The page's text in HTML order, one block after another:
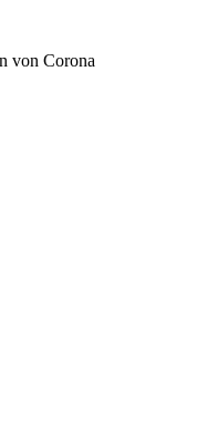
von Corona